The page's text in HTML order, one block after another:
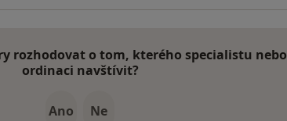
rozhodovat o tom, kterého specialistu nebo
ordinaci navštívit?
Ano Ne